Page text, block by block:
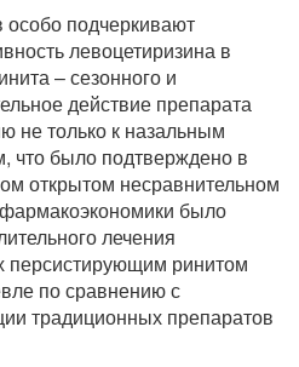
подчеркивают
левоцетиризина в
– сезонного и
действие препарата
не только к назальным
что было подтверждено в
открытом несравнительном
было
лечения
персистирующим ринитом
по сравнению с
традиционных препаратов